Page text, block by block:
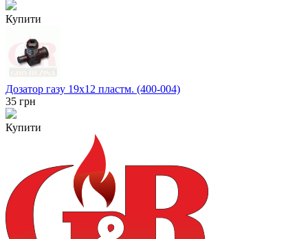
Купити
Дозатор газу 19x12 пластм. (400-004)
35 грн
Купити